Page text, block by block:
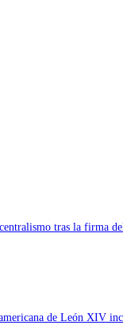
tras la firma
de León XIV